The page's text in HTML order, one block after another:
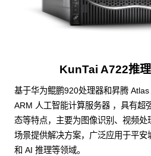
KunTai A722推
基于华为鲲鹏920处理器和昇腾
ARM 人工智能计算服务器 ，具有超
态等特点，主要为图像识别、视频
场景提供解决方案，广泛应用于平
和 AI 推理等领域。